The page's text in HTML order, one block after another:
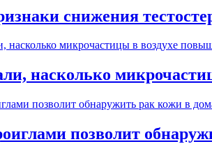
снижения
насколько
позволит